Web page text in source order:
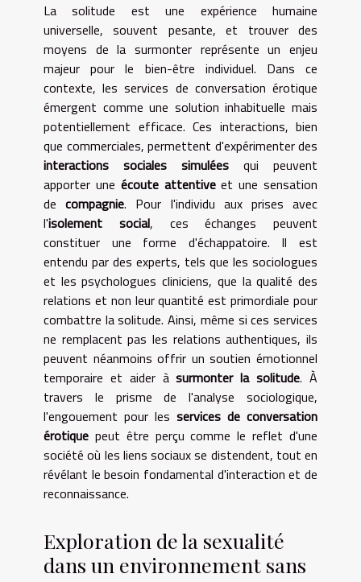
La solitude est une expérience humaine
universelle, souvent pesante, et trouver des
moyens de la surmonter représente un enjeu
majeur pour le bien-être individuel. Dans ce
contexte, les services de conversation érotique
émergent comme une solution inhabituelle mais
potentiellement efficace. Ces interactions, bien
que commerciales, permettent d'expérimenter des
interactions sociales simulées qui peuvent
apporter une écoute attentiveet une sensation
decompagnie. Pour l'individu aux prises avec
l'isolement social, ces échanges peuvent
constituer une forme d'échappatoire. Il est
entendu par des experts, tels que les sociologues
et les psychologues cliniciens, que la qualité des
relations et non leur quantité est primordiale pour
combattre la solitude. Ainsi, même si ces services
ne remplacent pas les relations authentiques, ils
peuvent néanmoins offrir un soutien émotionnel
temporaire et aider àsurmonter la solitude. À
travers le prisme de l'analyse sociologique,
l'engouement pour les services de conversation
érotique peut être perçu comme le reflet d'une
société où les liens sociaux se distendent, tout en
révélant le besoin fondamental d'interaction et de
reconnaissance.
Exploration de la sexualité
dans un environnement sans